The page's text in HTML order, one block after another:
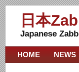
日本
Japanese
HOME NEWS